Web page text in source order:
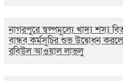
নাগরপুরে স্বল্পমূল্যে খাদ্য শস্য
বান্ধব কর্মসূচির শুভ উদ্বোধন
রবিউল আওয়াল লাভলু